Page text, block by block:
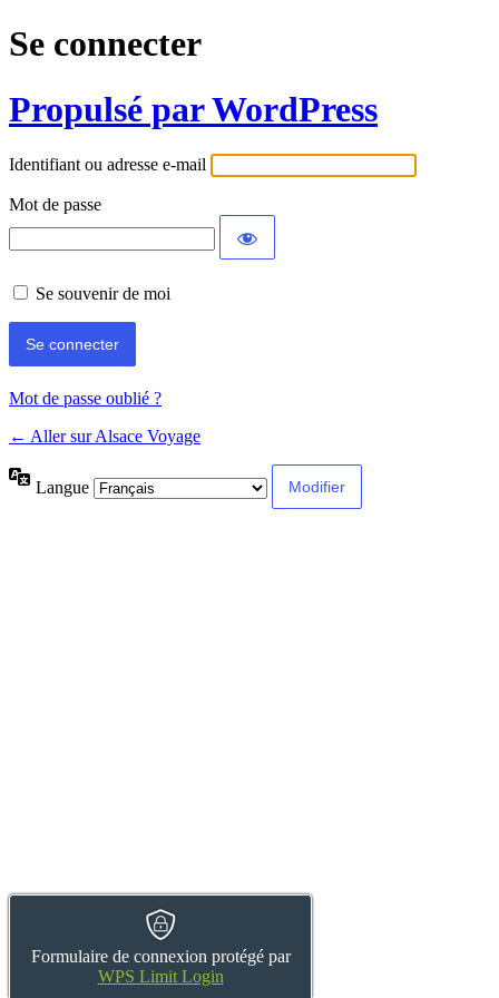
Se connecter
Propulsé par WordPress
Identifiant ou adresse e-mail
Mot de passe
Formulaire de connexion protégé par
WPS Limit Login
Se souvenir de moi
Mot de passe oublié ?
← Aller sur Alsace Voyage
Langue